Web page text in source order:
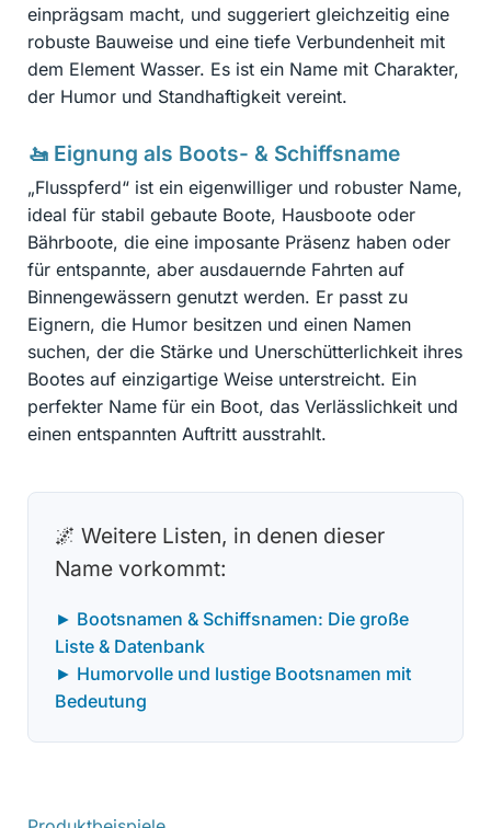
einprägsam macht, und suggeriert gleichzeitig eine
robuste Bauweise und eine tiefe Verbundenheit mit
dem Element Wasser. Es ist ein Name mit Charakter,
der Humor und Standhaftigkeit vereint.
🚤 Eignung als Boots- & Schiffsname
„Flusspferd“ ist ein eigenwilliger und robuster Name,
ideal für stabil gebaute Boote, Hausboote oder
Bährboote, die eine imposante Präsenz haben oder
für entspannte, aber ausdauernde Fahrten auf
Binnengewässern genutzt werden. Er passt zu
Eignern, die Humor besitzen und einen Namen
suchen, der die Stärke und Unerschütterlichkeit ihres
Bootes auf einzigartige Weise unterstreicht. Ein
perfekter Name für ein Boot, das Verlässlichkeit und
einen entspannten Auftritt ausstrahlt.
🌌 Weitere Listen, in denen dieser
Name vorkommt:
► Bootsnamen & Schiffsnamen: Die große
Liste & Datenbank
► Humorvolle und lustige Bootsnamen mit
Bedeutung